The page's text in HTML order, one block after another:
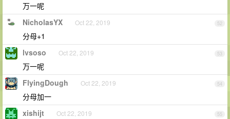
万一呢
52
NicholasYX Oct 22, 2019
分母+1
53
lvsoso Oct 22, 2019
万一呢
54
FlyingDough Oct 22, 2019
分母加一
55
xishijt Oct 22, 2019